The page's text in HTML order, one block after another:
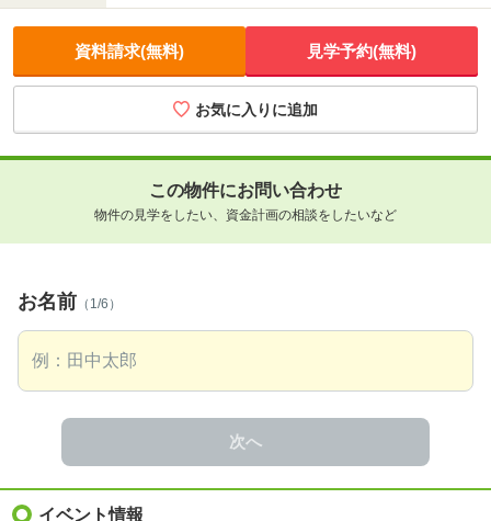
資料請求(無料) 見学予約(無料)
お気に入りに追加
この物件にお問い合わせ
物件の見学をしたい、資金計画の相談をしたいなど
お名前 （1/6）
次へ
イベント情報